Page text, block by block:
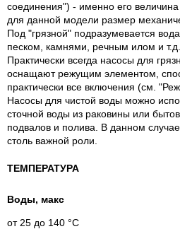
соединения") - именно его
для данной модели размер
Под "грязной" подразумевается
песком, камнями, речным илом и т.д.
Практически всегда насосы для
оснащают режущим элементом,
практически все включения (см.
Насосы для чистой воды можно
сточной воды из раковины или
подвалов и полива. В данном
столь важной роли.
ТЕМПЕРАТУРА
Воды, макс
от 25 до 140 °C